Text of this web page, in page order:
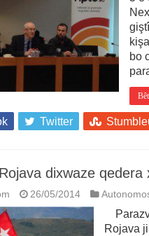
bo
Twitter
dixwaze qedera
26/05/2014
Rojava